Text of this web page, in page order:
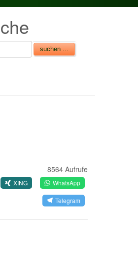
8564 Aufrufe
XING WhatsApp
Telegram